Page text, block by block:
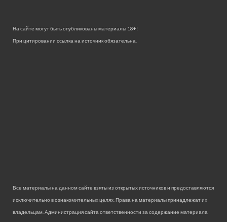
На сайте могут быть опубликованы материалы 18+!
При цитировании ссылка на источник обязательна.
Все материалы на данном сайте взяты из открытых источников и предоставляются
исключительно в ознакомительных целях. Права на материалы принадлежат их
владельцам. Администрация сайта ответственности за содержание материала